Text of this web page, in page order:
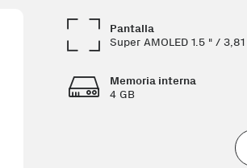
Pantalla
Super AMOLED 1.5 " / 3,81
Memoria interna
4 GB